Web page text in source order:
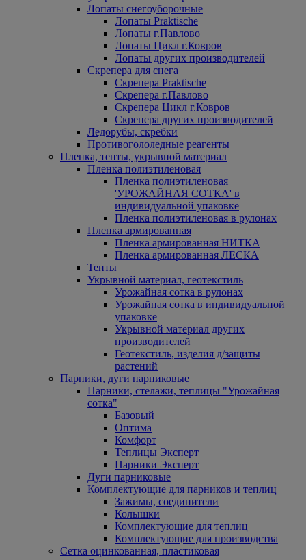
Лопаты снегоуборочные
Лопаты Praktische
Лопаты г.Павлово
Лопаты Цикл г.Ковров
Лопаты других производителей
Скрепера для снега
Скрепера Praktische
Скрепера г.Павлово
Скрепера Цикл г.Ковров
Скрепера других производителей
Ледорубы, скребки
Противогололедные реагенты
Пленка, тенты, укрывной материал
Пленка полиэтиленовая
Пленка полиэтиленовая
'УРОЖАЙНАЯ СОТКА' в
индивидуальной упаковке
Пленка полиэтиленовая в рулонах
Пленка армированная
Пленка армированная НИТКА
Пленка армированная ЛЕСКА
Тенты
Укрывной материал, геотекстиль
Урожайная сотка в рулонах
Урожайная сотка в индивидуальной
упаковке
Укрывной материал других
производителей
Геотекстиль, изделия д/защиты
растений
Парники, дуги парниковые
Парники, стелажи, теплицы "Урожайная
сотка"
Базовый
Оптима
Комфорт
Теплицы Эксперт
Парники Эксперт
Дуги парниковые
Комплектующие для парников и теплиц
Зажимы, соединители
Колышки
Комплектующие для теплиц
Комплектующие для производства
Сетка оцинкованная, пластиковая